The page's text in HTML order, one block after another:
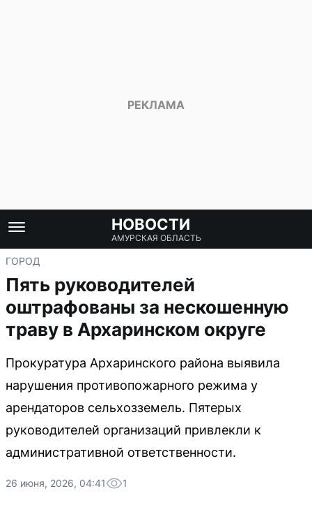
НОВОСТИ
АМУРСКАЯ ОБЛАСТЬ
ГОРОД
Пять руководителей
оштрафованы за нескошенную
траву в Архаринском округе
Прокуратура Архаринского района выявила
нарушения противопожарного режима у
арендаторов сельхозземель. Пятерых
руководителей организаций привлекли к
административной ответственности.
26 июня, 2026, 04:41 1